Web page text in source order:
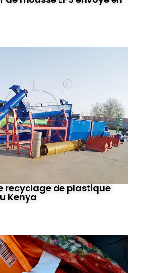
recyclage de plastique
Kenya